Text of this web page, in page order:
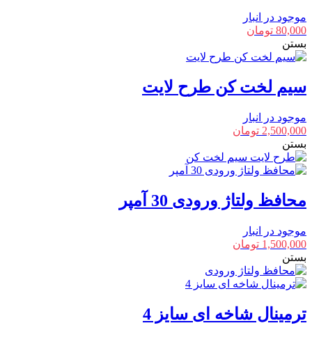
موجود در انبار
80,000 تومان
بستن
سیم لخت کن طرح لایت
موجود در انبار
2,500,000 تومان
بستن
محافظ ولتاژ ورودی 30 آمپر
موجود در انبار
1,500,000 تومان
بستن
ترمینال شاخه ای سایز 4